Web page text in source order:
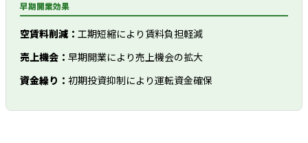
早期開業効果
空賃料削減： 工期短縮により賃料負担軽減
売上機会： 早期開業により売上機会の拡大
資金繰り： 初期投資抑制により運転資金確保